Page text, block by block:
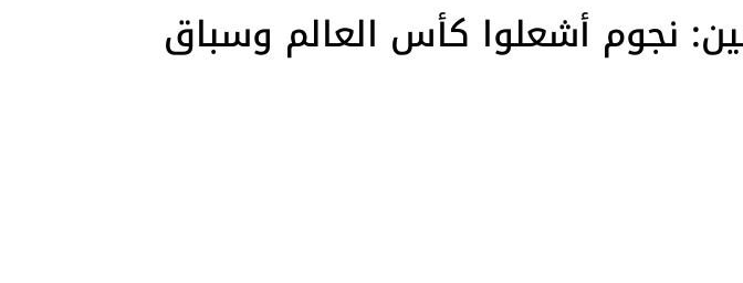
نجوم أشعلوا كأس العالم وسباق